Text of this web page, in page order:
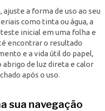
a forma de uso ao seu
como tinta ou água, a
inicial em uma folha e
encontrar o resultado
e a vida útil do papel,
abrigo de luz direta e calor
após o uso.
sua navegação